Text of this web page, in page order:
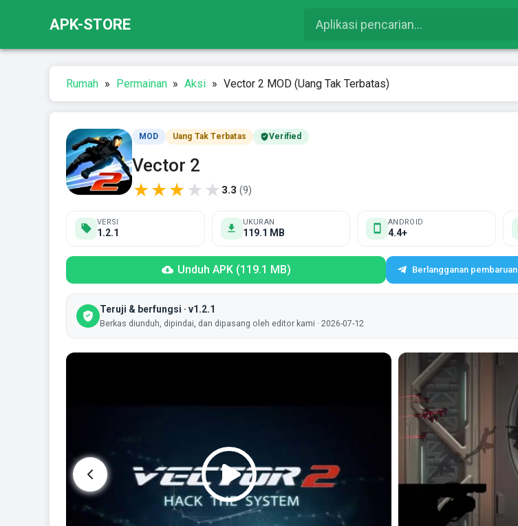
APK-STORE
Rumah » Permainan » Aksi » Vector 2 MOD (Uang Tak Terbatas)
MOD Uang Tak Terbatas Verified
Vector 2
★★★ ★ ★ 3.3 (9)
VERSI
1.2.1
UKURAN
119.1 MB
ANDROID
4.4+
Unduh APK (119.1 MB) Berlangganan pembaruan
Teruji & berfungsi · v1.2.1
Berkas diunduh, dipindai, dan dipasang oleh editor kami · 2026-07-12